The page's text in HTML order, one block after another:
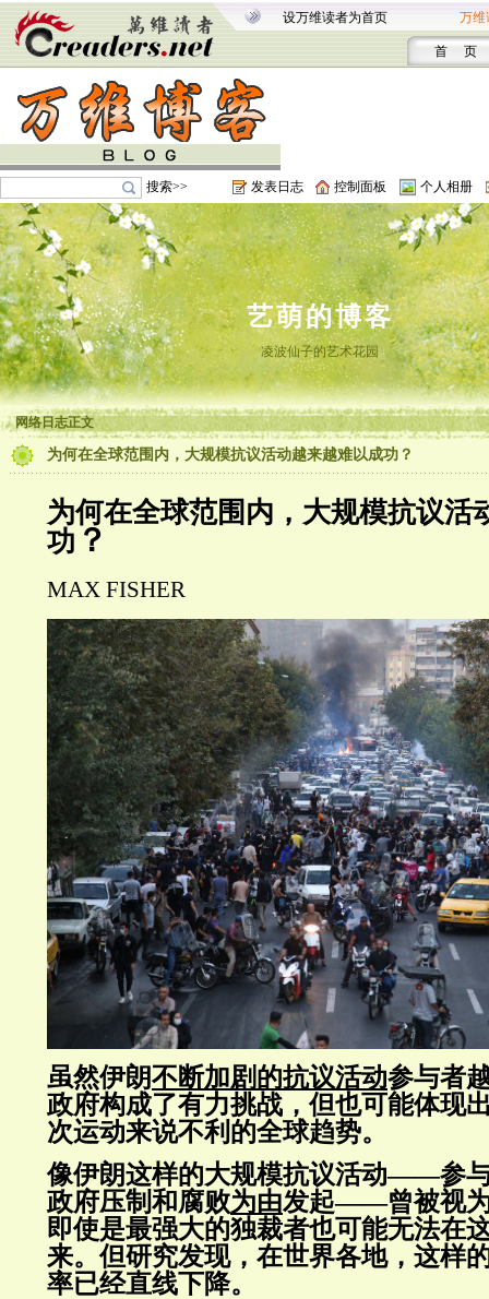
设万维读者为首页 万维
首 页
搜索>> 发表日志 控制面板 个人相册
艺萌的博客
凌波仙子的艺术花园
网络日志正文
为何在全球范围内，大规模抗议活动越来越难以成功？
为何在全球范围内，大规模抗议活
功 ？
MAX FISHER
虽然伊朗不断加剧的抗议活动参与者
政府构成了有力挑战，但也可能体现
次运动来说不利的全球趋势。
像伊朗这样的大规模抗议活动——参
政府压制和腐败为由发起——曾被视
即使是最强大的独裁者也可能无法在
来。但研究发现，在世界各地，这样
率已经直线下降。